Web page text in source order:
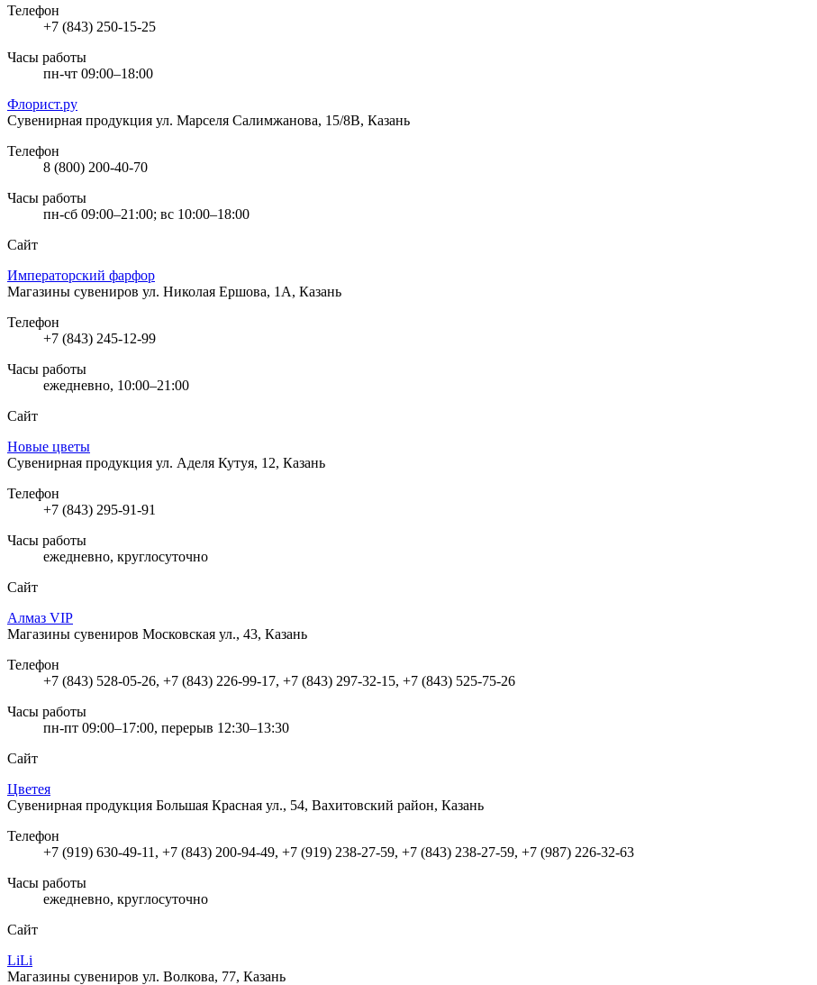
Телефон
+7 (843) 250-15-25
Часы работы
пн-чт 09:00–18:00
Флорист.ру
Сувенирная продукция ул. Марселя Салимжанова, 15/8В, Казань
Телефон
8 (800) 200-40-70
Часы работы
пн-сб 09:00–21:00; вс 10:00–18:00
Сайт
Императорский фарфор
Магазины сувениров ул. Николая Ершова, 1А, Казань
Телефон
+7 (843) 245-12-99
Часы работы
ежедневно, 10:00–21:00
Сайт
Новые цветы
Сувенирная продукция ул. Аделя Кутуя, 12, Казань
Телефон
+7 (843) 295-91-91
Часы работы
ежедневно, круглосуточно
Сайт
Алмаз VIP
Магазины сувениров Московская ул., 43, Казань
Телефон
+7 (843) 528-05-26, +7 (843) 226-99-17, +7 (843) 297-32-15, +7 (843) 525-75-26
Часы работы
пн-пт 09:00–17:00, перерыв 12:30–13:30
Сайт
Цветея
Сувенирная продукция Большая Красная ул., 54, Вахитовский район, Казань
Телефон
+7 (919) 630-49-11, +7 (843) 200-94-49, +7 (919) 238-27-59, +7 (843) 238-27-59, +7 (987) 226-32-63
Часы работы
ежедневно, круглосуточно
Сайт
LiLi
Магазины сувениров ул. Волкова, 77, Казань